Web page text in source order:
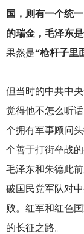
国，则有一个统
的瑞金，毛泽东
果然是“枪杆子里
但当时的中共中
觉得他不怎么听
个拥有军事顾问
个善于打街垒战
毛泽东和朱德此
破国民党军队对
败。红军和红色
的长征之路。